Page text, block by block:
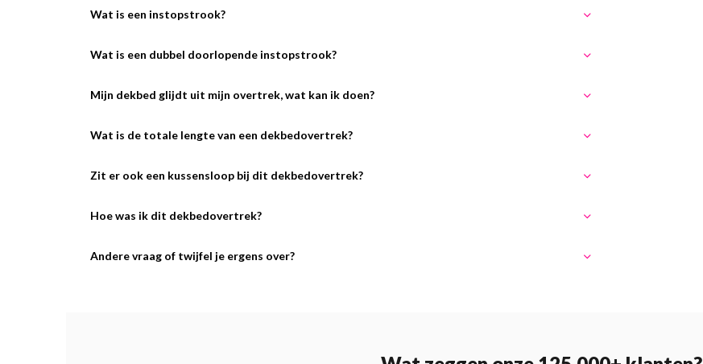
Wat is een instopstrook?
Wat is een dubbel doorlopende instopstrook?
Mijn dekbed glijdt uit mijn overtrek, wat kan ik doen?
Wat is de totale lengte van een dekbedovertrek?
Zit er ook een kussensloop bij dit dekbedovertrek?
Hoe was ik dit dekbedovertrek?
Andere vraag of twijfel je ergens over?